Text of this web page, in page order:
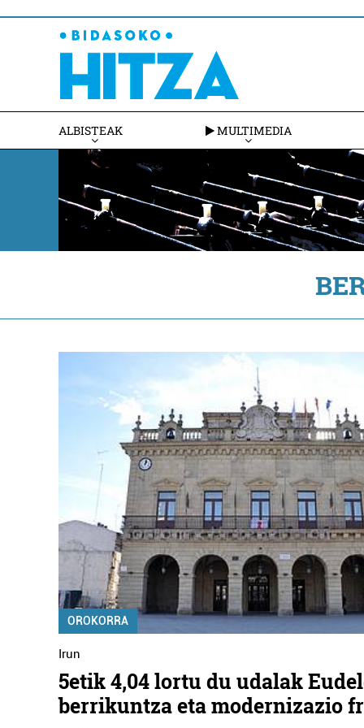
ALBISTEAK MULTIMEDIA
OROKORRA
Irun
5etik 4,04 lortu du udalak
berrikuntza eta modernizazio